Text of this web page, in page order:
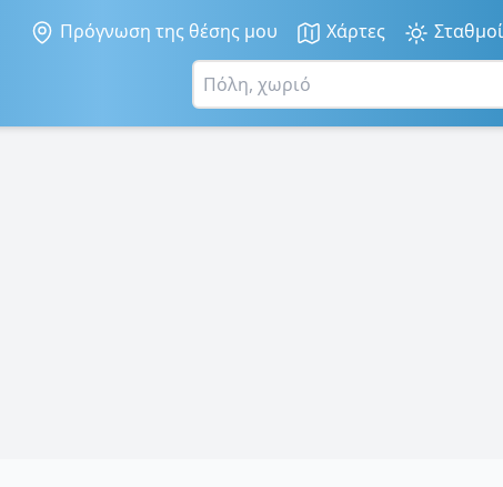
Πρόγνωση της θέσης μου Χάρτες Σταθμοί